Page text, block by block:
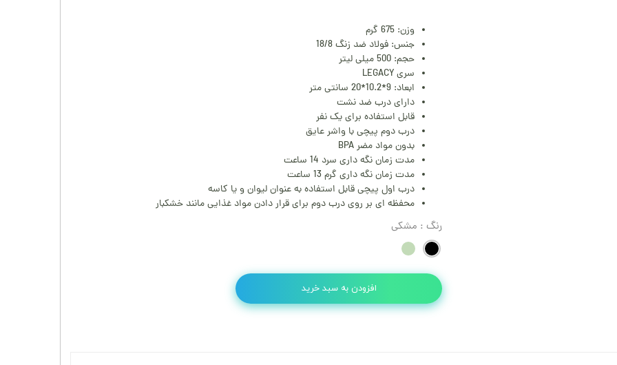
وزن: 675 گرم
جنس: فولاد ضد زنگ 18/8
حجم: 500 میلی‌ لیتر
سری LEGACY
ابعاد: 9*10.2*20 سانتی متر
دارای درب ضد نشت
قابل استفاده برای یک نفر
درب دوم پیچی با واشر عایق
بدون مواد مضر BPA
مدت زمان نگه داری سرد 14 ساعت
مدت زمان نگه داری گرم 13 ساعت
درب اول پیچی قابل استفاده به عنوان لیوان و یا کاسه
محفظه ای بر روی درب دوم برای قرار دادن مواد غذایی مانند خشکبار
رنگ : مشکی
افزودن به سبد خرید